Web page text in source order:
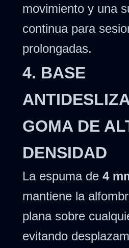
movimiento y una
continua para
prolongadas.
4. BASE
GOMA DE
DENSIDAD
La espuma de 4
mantiene la
plana sobre
evitando